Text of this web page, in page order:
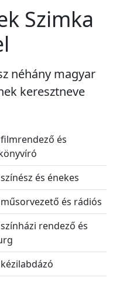
Szimka
néhány magyar
keresztneve
és
és énekes
és rádiós
rendező és